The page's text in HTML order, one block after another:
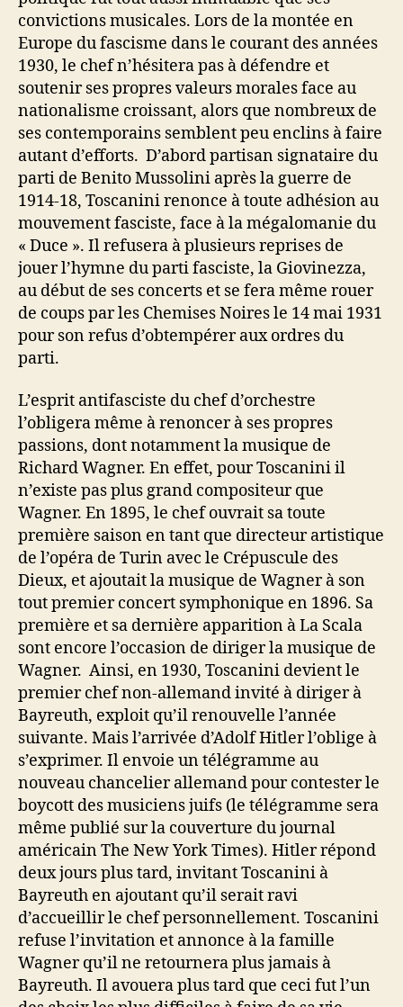
convictions musicales. Lors de la montée en
Europe du fascisme dans le courant des années
1930, le chef n’hésitera pas à défendre et
soutenir ses propres valeurs morales face au
nationalisme croissant, alors que nombreux de
ses contemporains semblent peu enclins à faire
autant d’efforts. D’abord partisan signataire du
parti de Benito Mussolini après la guerre de
1914-18, Toscanini renonce à toute adhésion au
mouvement fasciste, face à la mégalomanie du
« Duce ». Il refusera à plusieurs reprises de
jouer l’hymne du parti fasciste, la Giovinezza,
au début de ses concerts et se fera même rouer
de coups par les Chemises Noires le 14 mai 1931
pour son refus d’obtempérer aux ordres du
parti.
L’esprit antifasciste du chef d’orchestre
l’obligera même à renoncer à ses propres
passions, dont notamment la musique de
Richard Wagner. En effet, pour Toscanini il
n’existe pas plus grand compositeur que
Wagner. En 1895, le chef ouvrait sa toute
première saison en tant que directeur artistique
de l’opéra de Turin avec le Crépuscule des
Dieux, et ajoutait la musique de Wagner à son
tout premier concert symphonique en 1896. Sa
première et sa dernière apparition à La Scala
sont encore l’occasion de diriger la musique de
Wagner. Ainsi, en 1930, Toscanini devient le
premier chef non-allemand invité à diriger à
Bayreuth, exploit qu’il renouvelle l’année
suivante. Mais l’arrivée d’Adolf Hitler l’oblige à
s’exprimer. Il envoie un télégramme au
nouveau chancelier allemand pour contester le
boycott des musiciens juifs (le télégramme sera
même publié sur la couverture du journal
américain The New York Times). Hitler répond
deux jours plus tard, invitant Toscanini à
Bayreuth en ajoutant qu’il serait ravi
d’accueillir le chef personnellement. Toscanini
refuse l’invitation et annonce à la famille
Wagner qu’il ne retournera plus jamais à
Bayreuth. Il avouera plus tard que ceci fut l’un